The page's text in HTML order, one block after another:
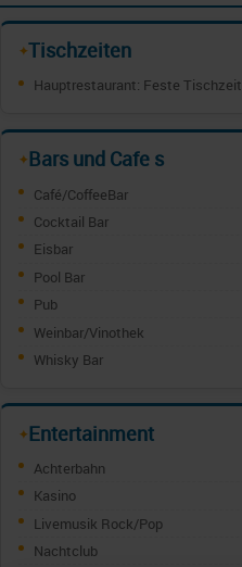
✦Tischzeiten
Hauptrestaurant: Feste Tischzeit
✦Bars und Cafe s
Café/CoffeeBar
Cocktail Bar
Eisbar
Pool Bar
Pub
Weinbar/Vinothek
Whisky Bar
✦Entertainment
Achterbahn
Kasino
Livemusik Rock/Pop
Nachtclub